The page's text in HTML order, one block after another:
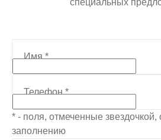
Имя*
Телефон*
* - поля, отмеченные звездочкой,
заполнению